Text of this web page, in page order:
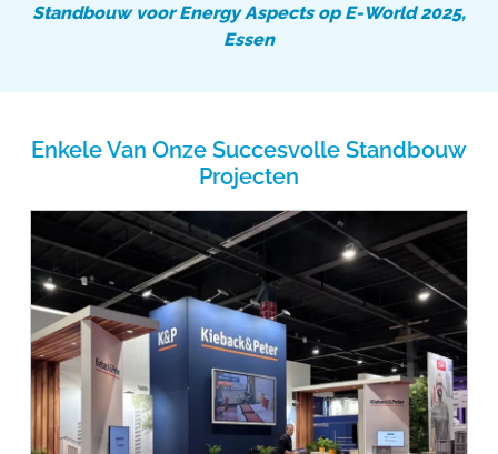
Standbouw voor Energy Aspects op E-World 2025,
Essen
Enkele Van Onze Succesvolle Standbouw
Projecten